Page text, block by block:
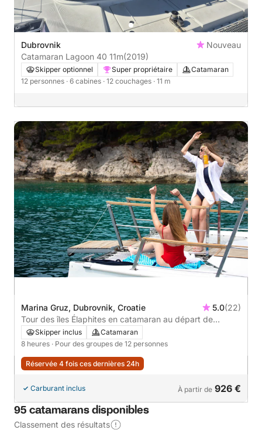
Dubrovnik
Nouveau
Catamaran Lagoon 40 11m(2019)
Skipper optionnel Super propriétaire
Catamaran
12 personnes · 6 cabines · 12 couchages · 11 m
Marina Gruz, Dubrovnik, Croatie 5.0(22)
Tour des îles Élaphites en catamaran au départ de
Dubrovnik
Skipper inclus
Catamaran
8 heures · Pour des groupes de 12 personnes
Réservée 4 fois ces dernières 24h
Carburant inclus À partir de 926 €
95 catamarans disponibles
Classement des résultats